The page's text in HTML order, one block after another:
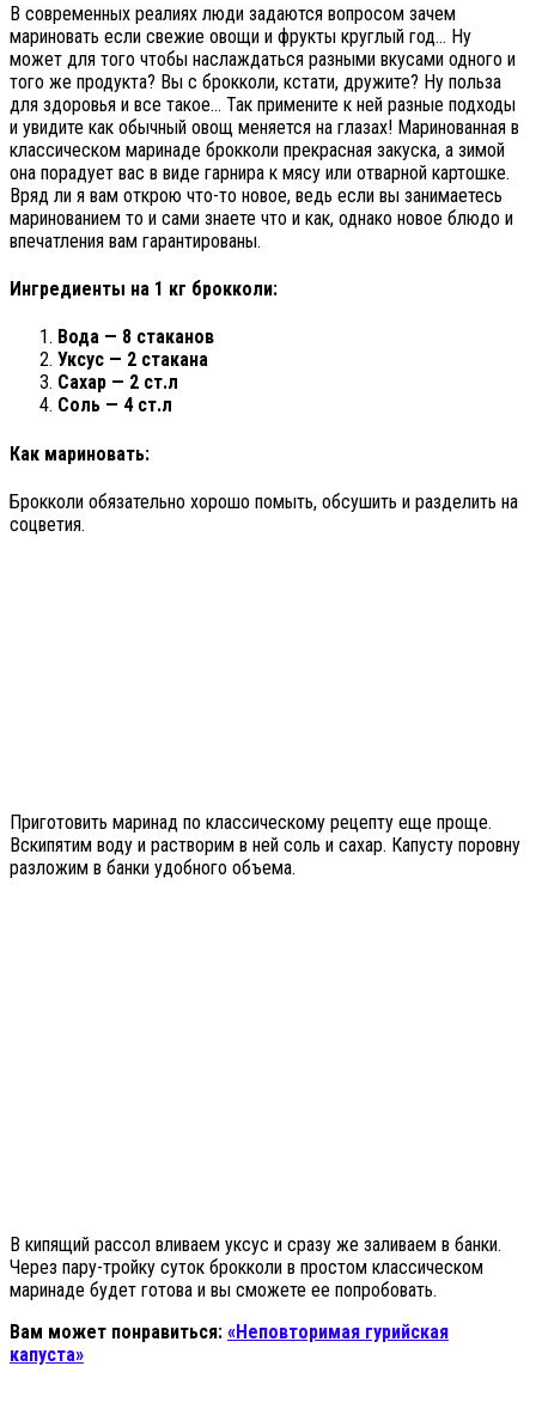
В современных реалиях люди задаются вопросом зачем
мариновать если свежие овощи и фрукты круглый год… Ну
может для того чтобы наслаждаться разными вкусами одного и
того же продукта? Вы с брокколи, кстати, дружите? Ну польза
для здоровья и все такое… Так примените к ней разные подходы
и увидите как обычный овощ меняется на глазах! Маринованная в
классическом маринаде брокколи прекрасная закуска, а зимой
она порадует вас в виде гарнира к мясу или отварной картошке.
Вряд ли я вам открою что-то новое, ведь если вы занимаетесь
маринованием то и сами знаете что и как, однако новое блюдо и
впечатления вам гарантированы.
Ингредиенты на 1 кг брокколи:
Вода — 8 стаканов
Уксус — 2 стакана
Сахар — 2 ст.л
Соль — 4 ст.л
Как мариновать:
Брокколи обязательно хорошо помыть, обсушить и разделить на
соцветия.
Приготовить маринад по классическому рецепту еще проще.
Вскипятим воду и растворим в ней соль и сахар. Капусту поровну
разложим в банки удобного объема.
В кипящий рассол вливаем уксус и сразу же заливаем в банки.
Через пару-тройку суток брокколи в простом классическом
маринаде будет готова и вы сможете ее попробовать.
Вам может понравиться: «Неповторимая гурийская
капуста»